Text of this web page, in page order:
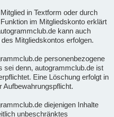
in Textform oder durch
im Mitgliedskonto erklärt
kann auch
Mitgliedskontos erfolgen.
personenbezogene
sei denn, autogrammclub.de ist
Eine Löschung erfolgt in
Aufbewahrungspflicht.
diejenigen Inhalte
unbeschränktes